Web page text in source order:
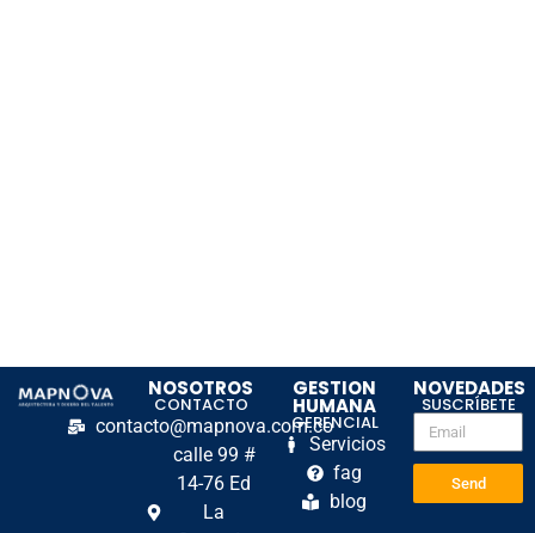
NOSOTROS
CONTACTO
contacto@mapnova.com.co
calle 99 #
14-76 Ed
La
GESTION
HUMANA
GERENCIAL
Servicios
fag
blog
NOVEDADES
SUSCRÍBETE
Send